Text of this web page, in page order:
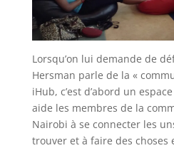
Lorsqu’on lui demande de
Hersman parle de la «
iHub, c’est d’abord un
aide les membres de la
Nairobi à se connecter les
trouver et à faire des choses